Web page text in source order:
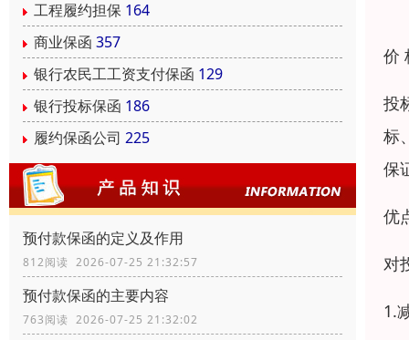
工程履约担保 164
商业保函 357
银行农民工工资支付保函 129
银行投标保函 186
履约保函公司 225
预付款保函的定义及作用
812阅读 2026-07-25 21:32:57
预付款保函的主要内容
763阅读 2026-07-25 21:32:02
价
投
标
保
优
对
1.